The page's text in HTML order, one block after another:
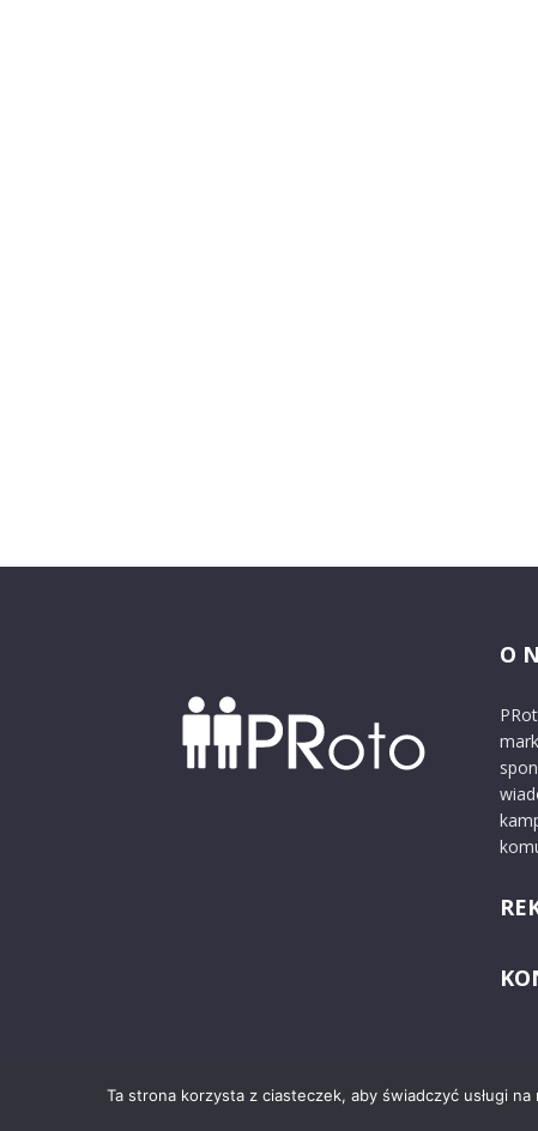
O
© 2024 PRoto.pl
Ta strona korzysta z ciasteczek, aby świadczyć usługi